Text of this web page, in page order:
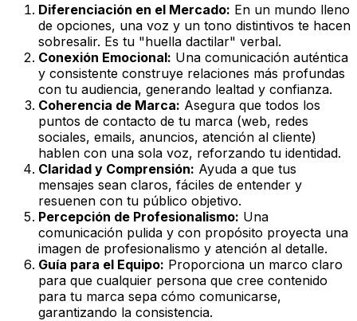
Diferenciación en el Mercado: En un mundo lleno
de opciones, una voz y un tono distintivos te hacen
sobresalir. Es tu "huella dactilar" verbal.
Conexión Emocional: Una comunicación auténtica
y consistente construye relaciones más profundas
con tu audiencia, generando lealtad y confianza.
Coherencia de Marca: Asegura que todos los
puntos de contacto de tu marca (web, redes
sociales, emails, anuncios, atención al cliente)
hablen con una sola voz, reforzando tu identidad.
Claridad y Comprensión: Ayuda a que tus
mensajes sean claros, fáciles de entender y
resuenen con tu público objetivo.
Percepción de Profesionalismo: Una
comunicación pulida y con propósito proyecta una
imagen de profesionalismo y atención al detalle.
Guía para el Equipo: Proporciona un marco claro
para que cualquier persona que cree contenido
para tu marca sepa cómo comunicarse,
garantizando la consistencia.